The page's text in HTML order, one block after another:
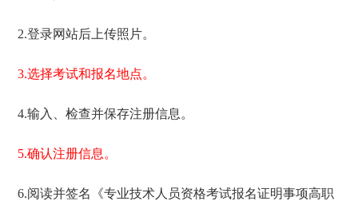
2.登录网站后上传照片。
3.选择考试和报名地点。
4.输入、检查并保存注册信息。
5.确认注册信息。
6.阅读并签名《专业技术人员资格考试报名证明事项高职